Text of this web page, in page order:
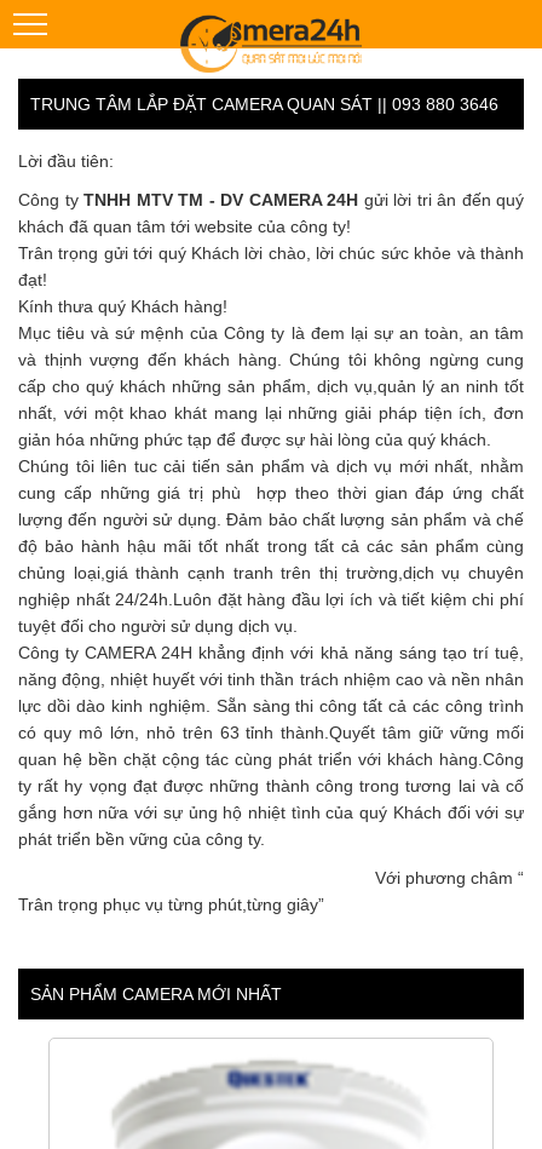
TRUNG TÂM LẮP ĐẶT CAMERA QUAN SÁT || 093 880 3646
Lời đầu tiên:
Công ty TNHH MTV TM - DV CAMERA 24H gửi lời tri ân đến quý
khách đã quan tâm tới website của công ty!
Trân trọng gửi tới quý Khách lời chào, lời chúc sức khỏe và thành
đạt!
Kính thưa quý Khách hàng!
Mục tiêu và sứ mệnh của Công ty là đem lại sự an toàn, an tâm
và thịnh vượng đến khách hàng. Chúng tôi không ngừng cung
cấp cho quý khách những sản phẩm, dịch vụ,quản lý an ninh tốt
nhất, với một khao khát mang lại những giải pháp tiện ích, đơn
giản hóa những phức tạp để được sự hài lòng của quý khách.
Chúng tôi liên tuc cải tiến sản phẩm và dịch vụ mới nhất, nhằm
cung cấp những giá trị phù hợp theo thời gian đáp ứng chất
lượng đến người sử dụng. Đảm bảo chất lượng sản phẩm và chế
độ bảo hành hậu mãi tốt nhất trong tất cả các sản phẩm cùng
chủng loại,giá thành cạnh tranh trên thị trường,dịch vụ chuyên
nghiệp nhất 24/24h.Luôn đặt hàng đầu lợi ích và tiết kiệm chi phí
tuyệt đối cho người sử dụng dịch vụ.
Công ty CAMERA 24H khẳng định với khả năng sáng tạo trí tuệ,
năng động, nhiệt huyết với tinh thần trách nhiệm cao và nền nhân
lực dồi dào kinh nghiệm. Sẵn sàng thi công tất cả các công trình
có quy mô lớn, nhỏ trên 63 tỉnh thành.Quyết tâm giữ vững mối
quan hệ bền chặt cộng tác cùng phát triển với khách hàng.Công
ty rất hy vọng đạt được những thành công trong tương lai và cố
gắng hơn nữa với sự ủng hộ nhiệt tình của quý Khách đối với sự
phát triển bền vững của công ty.
Với phương châm “
Trân trọng phục vụ từng phút,từng giây”
SẢN PHẨM CAMERA MỚI NHẤT